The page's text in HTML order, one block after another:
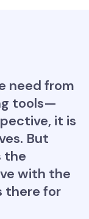
need from
tools—
it is
But
the
with the
there for